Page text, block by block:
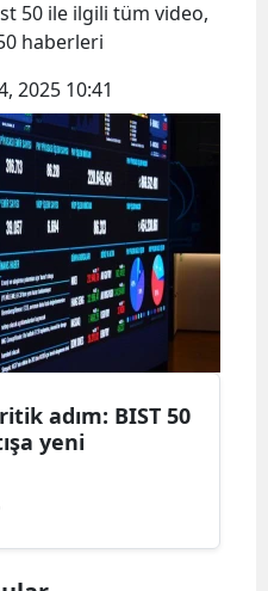
50 ile ilgili tüm video,
haberleri
2025 10:41
adım: BIST 50
yeni